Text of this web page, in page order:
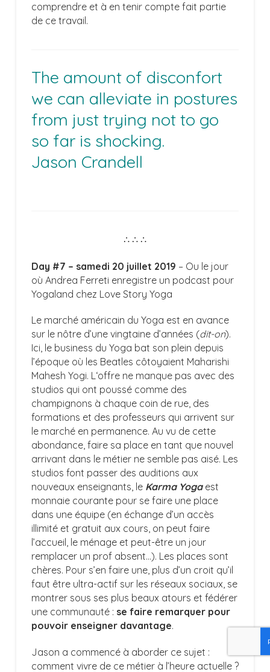
comprendre et à en tenir compte fait partie
de ce travail.
The amount of disconfort
we can alleviate in postures
from just trying not to go
so far is shocking.
Jason Crandell
∴ ∴ ∴
Day #7 – samedi 20 juillet 2019 – Ou le jour
où Andrea Ferreti enregistre un podcast pour
Yogaland chez Love Story Yoga
Le marché américain du Yoga est en avance
sur le nôtre d’une vingtaine d’années (dit-on).
Ici, le business du Yoga bat son plein depuis
l’époque où les Beatles côtoyaient Maharishi
Mahesh Yogi. L‘offre ne manque pas avec des
studios qui ont poussé comme des
champignons à chaque coin de rue, des
formations et des professeurs qui arrivent sur
le marché en permanence. Au vu de cette
abondance, faire sa place en tant que nouvel
arrivant dans le métier ne semble pas aisé. Les
studios font passer des auditions aux
nouveaux enseignants, le Karma Yogaest
monnaie courante pour se faire une place
dans une équipe (en échange d’un accès
illimité et gratuit aux cours, on peut faire
l’accueil, le ménage et peut-être un jour
remplacer un prof absent…). Les places sont
chères. Pour s’en faire une, plus d’un croit qu’il
faut être ultra-actif sur les réseaux sociaux, se
montrer sous ses plus beaux atours et fédérer
une communauté : se faire remarquer pour
pouvoir enseigner davantage.
Jason a commencé à aborder ce sujet :
comment vivre de ce métier à l’heure actuelle ?